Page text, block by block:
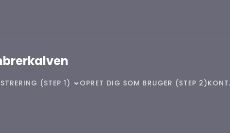
(STEP 1) OPRET DIG SOM BRUGER (STEP 2)